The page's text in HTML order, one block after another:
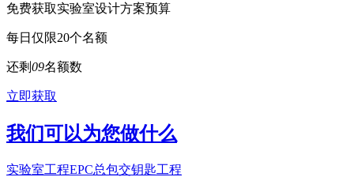
免费获取实验室设计方案预算
每日仅限20个名额
还剩09名额数
立即获取
我们可以为您做什么
实验室工程EPC总包交钥匙工程